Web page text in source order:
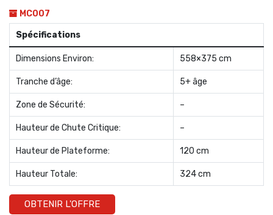
MC007
Spécifications
Dimensions Environ: 558×375 cm
Tranche d’âge: 5+ âge
Zone de Sécurité: –
Hauteur de Chute Critique: –
Hauteur de Plateforme: 120 cm
Hauteur Totale: 324 cm
OBTENIR L'OFFRE